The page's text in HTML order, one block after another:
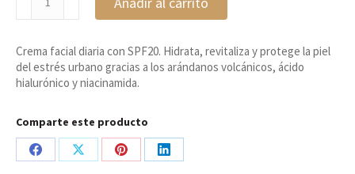
Día
Vigorizante
SPF20,
Blueberry
cantidad
Crema facial diaria con SPF20. Hidrata, revitaliza y protege la piel
del estrés urbano gracias a los arándanos volcánicos, ácido
hialurónico y niacinamida.
Comparte este producto
Share
Share
Share
Share